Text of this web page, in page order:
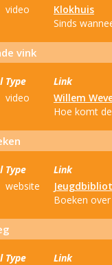
video
Klokhuis
Sinds
vink
Type
Link
video
Willem
Hoe komt
Type
Link
website
Boeken
Type
Link